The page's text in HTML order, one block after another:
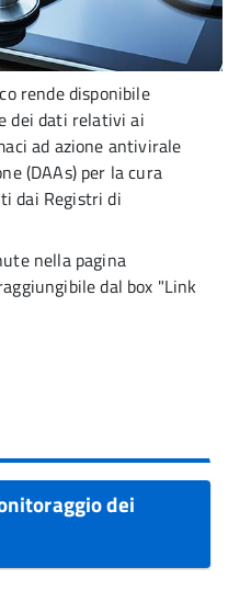
rende disponibile
dei dati relativi ai
ad azione antivirale
(DAAs) per la cura
dai Registri di
nella pagina
dal box "Link
dei